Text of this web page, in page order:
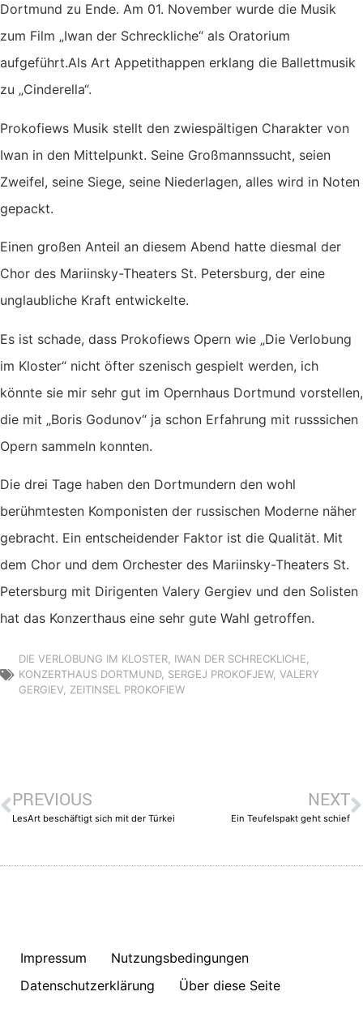
Dortmund zu Ende. Am 01. November wurde die Musik
zum Film „Iwan der Schreckliche“ als Oratorium
aufgeführt.Als Art Appetithappen erklang die Ballettmusik
zu „Cinderella“.
Prokofiews Musik stellt den zwiespältigen Charakter von
Iwan in den Mittelpunkt. Seine Großmannssucht, seien
Zweifel, seine Siege, seine Niederlagen, alles wird in Noten
gepackt.
Einen großen Anteil an diesem Abend hatte diesmal der
Chor des Mariinsky-Theaters St. Petersburg, der eine
unglaubliche Kraft entwickelte.
Es ist schade, dass Prokofiews Opern wie „Die Verlobung
im Kloster“ nicht öfter szenisch gespielt werden, ich
könnte sie mir sehr gut im Opernhaus Dortmund vorstellen,
die mit „Boris Godunov“ ja schon Erfahrung mit russsichen
Opern sammeln konnten.
Die drei Tage haben den Dortmundern den wohl
berühmtesten Komponisten der russischen Moderne näher
gebracht. Ein entscheidender Faktor ist die Qualität. Mit
dem Chor und dem Orchester des Mariinsky-Theaters St.
Petersburg mit Dirigenten Valery Gergiev und den Solisten
hat das Konzerthaus eine sehr gute Wahl getroffen.
DIE VERLOBUNG IM KLOSTER, IWAN DER SCHRECKLICHE,
KONZERTHAUS DORTMUND, SERGEJ PROKOFJEW, VALERY
GERGIEV, ZEITINSEL PROKOFIEW
PREVIOUS
LesArt beschäftigt sich mit der Türkei
NEXT
Ein Teufelspakt geht schief
Impressum
Nutzungsbedingungen
Datenschutzerklärung
Über diese Seite